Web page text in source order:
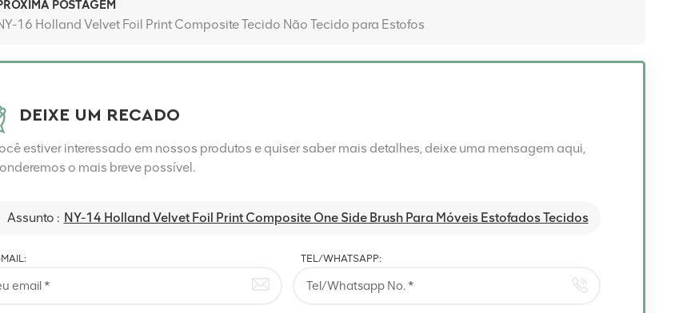
POSTAGEM
16 Holland Velvet Foil Print Composite Tecido Não Tecido para Estofos
DEIXE UM RECADO
estiver interessado em nossos produtos e quiser saber mais detalhes, deixe uma mensagem aqui,
o mais breve possível.
Assunto : NY-14 Holland Velvet Foil Print Composite One Side Brush Para Móveis Estofados Tecidos
TEL/WHATSAPP: